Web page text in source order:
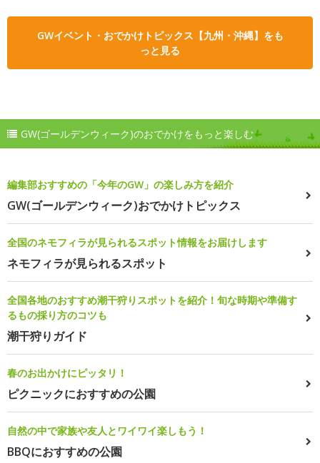
GWイベント・おでかけトピックス【九州・沖縄】をも
っと見る
GW(ゴールデンウィーク)のおでかけをもっと楽しむ
編集部おすすめの「今年のGW」の楽しみ方を紹介
GW(ゴールデンウィーク)おでかけトピックス
全国のネモフィラが見られるスポット情報をお届けします
ネモフィラが見られるスポット
全国各地のおすすめ潮干狩りスポットを紹介！旬な時期や準備す
るもの採り方のコツも
潮干狩りガイド
春のお出かけにピッタリ！
ピクニックにおすすめの公園
自然の中で家族や友人とワイワイ楽しもう！
BBQにおすすめの公園